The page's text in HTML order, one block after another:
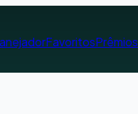
FavoritosPrêmios